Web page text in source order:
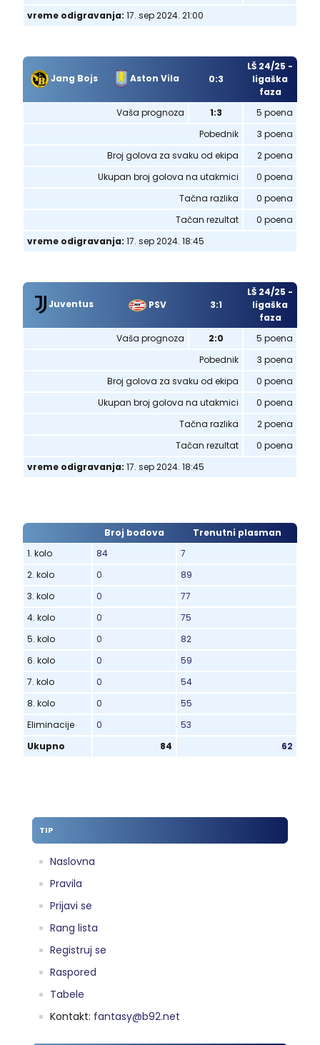
vreme odigravanja: 17. sep 2024. 21:00
Jang Bojs Aston Vila 0:3
LŠ 24/25 -
ligaška
faza
Vaša prognoza
1:3
5 poena
Pobednik
3 poena
Broj golova za svaku od ekipa
2 poena
Ukupan broj golova na utakmici
0 poena
Tačna razlika
0 poena
Tačan rezultat
0 poena
vreme odigravanja: 17. sep 2024. 18:45
Juventus PSV 3:1
LŠ 24/25 -
ligaška
faza
Vaša prognoza
2:0
5 poena
Pobednik
3 poena
Broj golova za svaku od ekipa
0 poena
Ukupan broj golova na utakmici
0 poena
Tačna razlika
2 poena
Tačan rezultat
0 poena
vreme odigravanja: 17. sep 2024. 18:45
Broj bodova
Trenutni plasman
1. kolo
84
7
2. kolo
0
89
3. kolo
0
77
4. kolo
0
75
5. kolo
0
82
6. kolo
0
59
7. kolo
0
54
8. kolo
0
55
Eliminacije
0
53
Ukupno
84 62
TIP
Naslovna
Pravila
Prijavi se
Rang lista
Registruj se
Raspored
Tabele
Kontakt: fantasy@b92.net